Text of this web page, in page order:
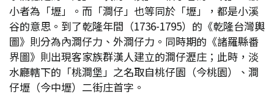
小者為「壢」。而「澗仔」也等同於「壢」，都是小溪
谷的意思。到了乾隆年間（1736-1795）的《乾隆台灣輿
圖》則分為內澗仔力、外澗仔力。同時期的《諸羅縣番
界圖》則出現客家族群漢人建立的澗仔瀝庄；此時，淡
水廳轄下的「桃澗堡」之名取自桃仔園（今桃園）、澗
仔壢（今中壢）二街庄首字。